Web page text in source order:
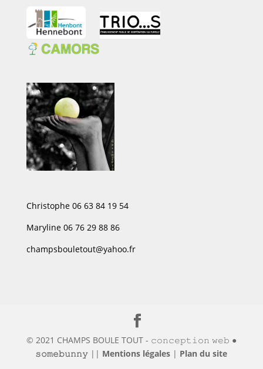
Christophe 06 63 84 19 54
Maryline 06 76 29 88 86
champsbouletout@yahoo.fr
© 2021 CHAMPS BOULE TOUT - 𝚌𝚘𝚗𝚌𝚎𝚙𝚝𝚒𝚘𝚗 𝚠𝚎𝚋 ●
𝚜𝚘𝚖𝚎𝚋𝚞𝚗𝚗𝚢 || Mentions légales | Plan du site